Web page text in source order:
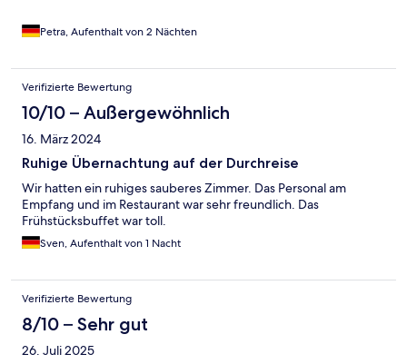
Petra, Aufenthalt von 2 Nächten
Verifizierte Bewertung
10/10 – Außergewöhnlich
16. März 2024
Ruhige Übernachtung auf der Durchreise
Wir hatten ein ruhiges sauberes Zimmer. Das Personal am
Empfang und im Restaurant war sehr freundlich. Das
Frühstücksbuffet war toll.
Sven, Aufenthalt von 1 Nacht
Verifizierte Bewertung
8/10 – Sehr gut
26. Juli 2025